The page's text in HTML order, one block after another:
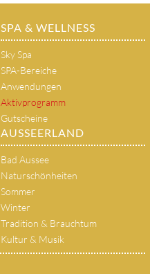
SPA & WELLNESS
Sky Spa
SPA-Bereiche
Anwendungen
Aktivprogramm
Gutscheine
AUSSEERLAND
Bad Aussee
Naturschönheiten
Sommer
Winter
Tradition & Brauchtum
Kultur & Musik